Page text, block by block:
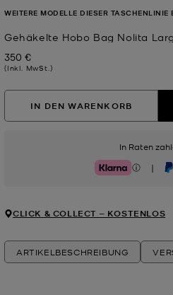
Gehäkelte Hobo Bag Nolita
Jetzt
350 €
(Inkl. MwSt.)
WEITERE MODELLE DIESER TASCHENLINIE
IN DEN WARENKORB
In Raten
Klarna |
CLICK & COLLECT ‒ KOSTENLOS
ARTIKELBESCHREIBUNG